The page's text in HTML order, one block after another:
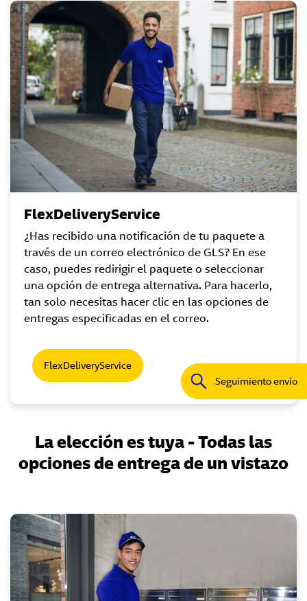
FlexDeliveryService
¿Has recibido una notificación de tu paquete a
través de un correo electrónico de GLS? En ese
caso, puedes redirigir el paquete o seleccionar
una opción de entrega alternativa. Para hacerlo,
tan solo necesitas hacer clic en las opciones de
entregas especificadas en el correo.
FlexDeliveryService
La elección es tuya - Todas las
opciones de entrega de un vistazo
Seguimiento envío